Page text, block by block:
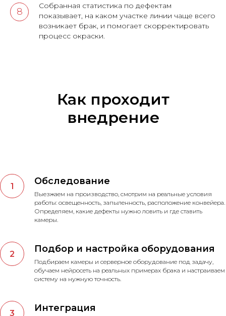
Собранная статистика по дефектам
показывает, на каком участке линии чаще всего
возникает брак, и помогает скорректировать
процесс окраски.
Как проходит
внедрение
Обследование
Выезжаем на производство, смотрим на реальные условия
работы: освещенность, запыленность, расположение конвейера.
Определяем, какие дефекты нужно ловить и где ставить
камеры.
Подбор и настройка оборудования
Подбираем камеры и серверное оборудование под задачу,
обучаем нейросеть на реальных примерах брака и настраиваем
систему на нужную точность.
Интеграция